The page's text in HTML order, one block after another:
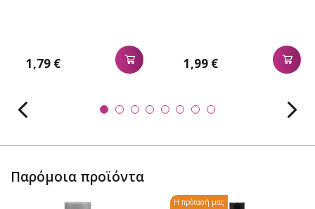
1,79 € 1,99 €
Παρόμοια προϊόντα
Η πρότασή μας